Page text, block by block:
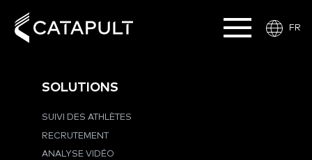
FR
SOLUTIONS
SUIVI DES ATHLÈTES
RECRUTEMENT
ANALYSE VIDÉO